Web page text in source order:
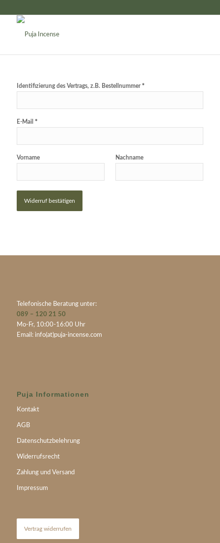
Identifizierung des Vertrags, z.B. Bestellnummer*
E-Mail *
E-
Vorname Nachname
Widerruf bestätigen
Telefonische Beratung unter:
089 – 120 21 50
Mo-Fr, 10:00-16:00 Uhr
Email: info(at)puja-incense.com
Puja Informationen
Kontakt
AGB
Datenschutzbelehrung
Widerrufsrecht
Zahlung und Versand
Impressum
Vertrag widerrufen